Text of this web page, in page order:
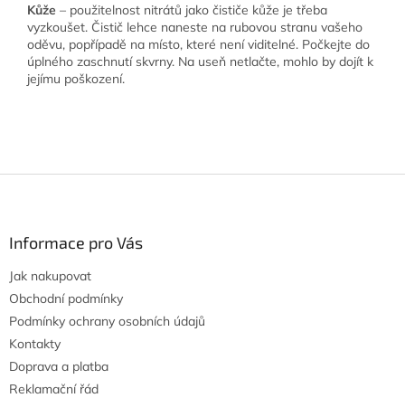
Kůže – použitelnost nitrátů jako čističe kůže je třeba
vyzkoušet. Čistič lehce naneste na rubovou stranu vašeho
oděvu, popřípadě na místo, které není viditelné. Počkejte do
úplného zaschnutí skvrny. Na useň netlačte, mohlo by dojít k
jejímu poškození.
Informace pro Vás
Jak nakupovat
Obchodní podmínky
Podmínky ochrany osobních údajů
Kontakty
Doprava a platba
Reklamační řád